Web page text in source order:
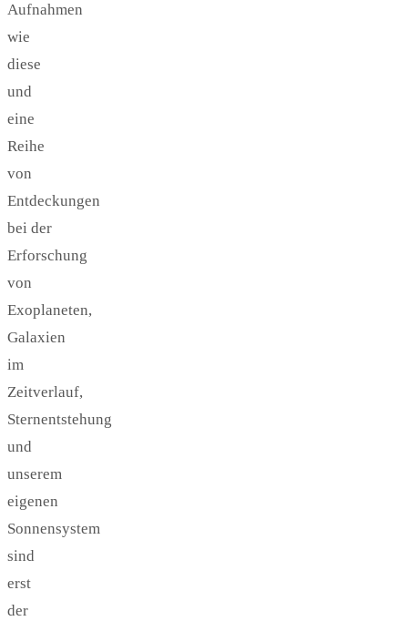
Aufnahmen
wie
diese
und
eine
Reihe
von
Entdeckungen
bei der
Erforschung
von
Exoplaneten,
Galaxien
im
Zeitverlauf,
Sternentstehung
und
unserem
eigenen
Sonnensystem
sind
erst
der